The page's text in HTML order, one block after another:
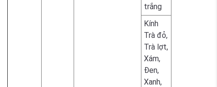
trắng
Kính
Trà đỏ,
Trà lợt,
Xám,
Đen,
Xanh,